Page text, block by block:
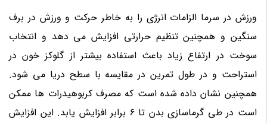
ورزش در سرما الزامات انرژی را به خاطر حرکت و ورزش در برف
سنگین و همچنین تنظیم حرارتی افزایش می دهد و انتخاب
سوخت در ارتفاع زیاد باعث استفاده بیشتر از گلوکز خون در
استراحت و در طول تمرین در مقایسه با سطح دریا می شود.
همچنین نشان داده شده است که مصرف کربوهیدرات ها ممکن
است در طی گرماسازی بدن تا 6 برابر افزایش یابد. این افزایش